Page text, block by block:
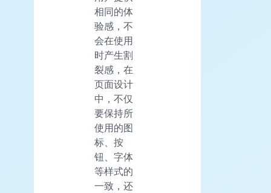
相同的体
验感，不
会在使用
时产生割
裂感，在
页面设计
中，不仅
要保持所
使用的图
标、按
钮、字体
等样式的
一致，还